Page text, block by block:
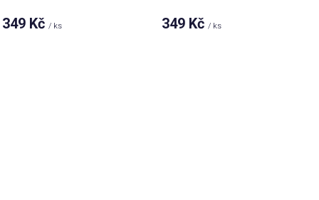
349 Kč / ks 349 Kč / ks